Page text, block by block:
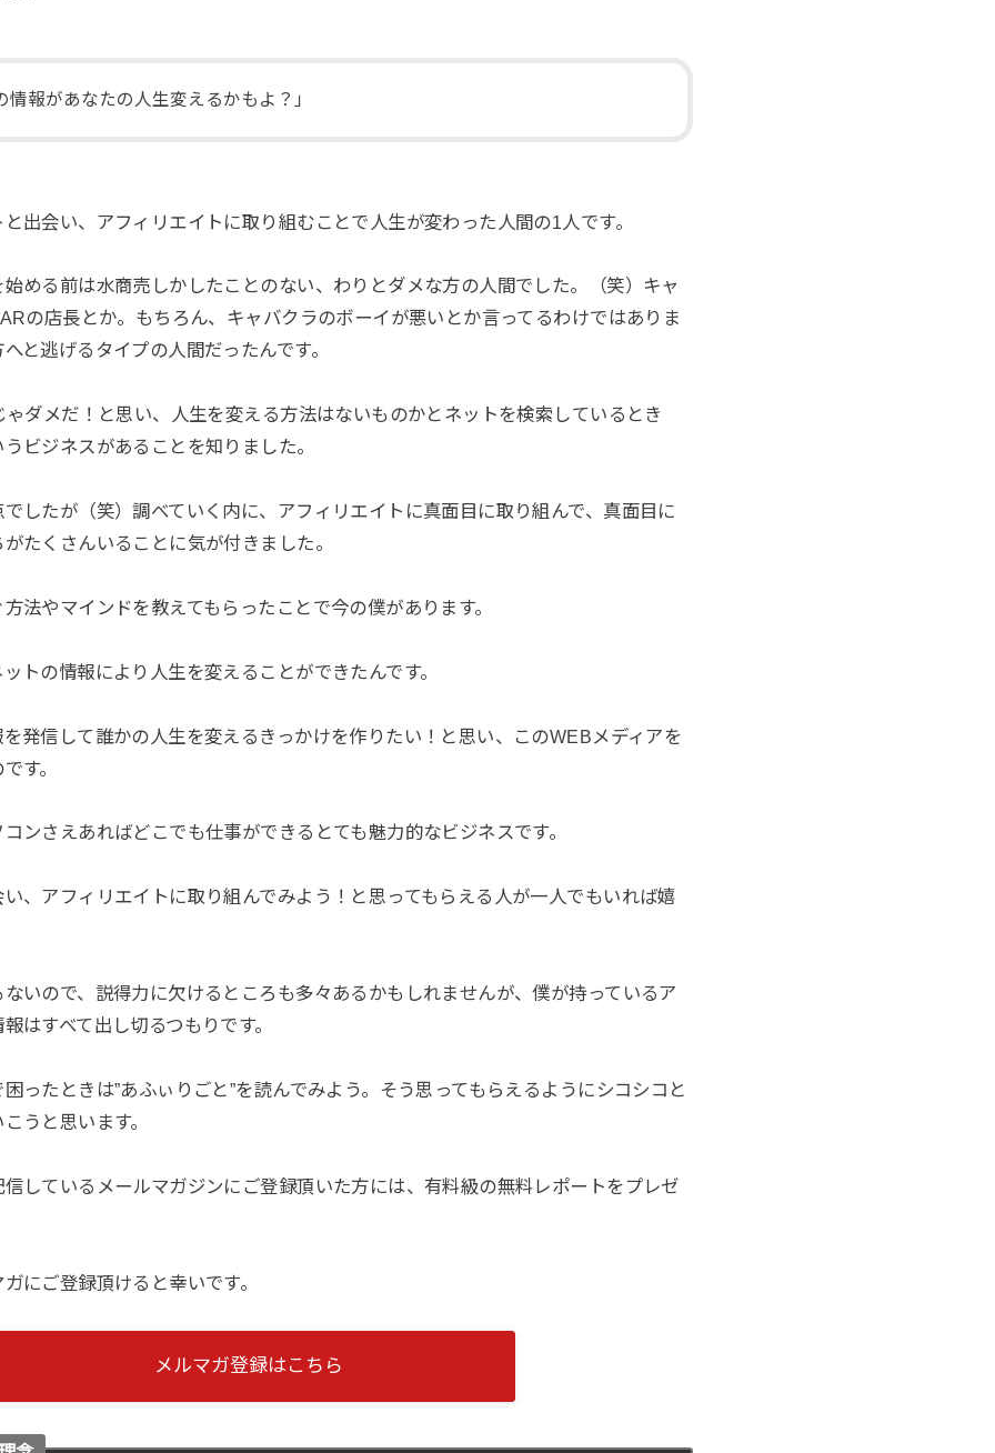
情報があなたの人生変えるかもよ？」
出会い、アフィリエイトに取り組むことで人生が変わった人間の1人です。
める前は水商売しかしたことのない、わりとダメな方の人間でした。（笑）キャ
の店長とか。もちろん、キャバクラのボーイが悪いとか言ってるわけではありま
と逃げるタイプの人間だったんです。
ダメだ！と思い、人生を変える方法はないものかとネットを検索しているとき
ビジネスがあることを知りました。
したが（笑）調べていく内に、アフィリエイトに真面目に取り組んで、真面目に
たくさんいることに気が付きました。
法やマインドを教えてもらったことで今の僕があります。
トの情報により人生を変えることができたんです。
発信して誰かの人生を変えるきっかけを作りたい！と思い、このWEBメディアを
す。
ンさえあればどこでも仕事ができるとても魅力的なビジネスです。
、アフィリエイトに取り組んでみよう！と思ってもらえる人が一人でもいれば嬉
いので、説得力に欠けるところも多々あるかもしれませんが、僕が持っているア
はすべて出し切るつもりです。
ったときは”あふぃりごと”を読んでみよう。そう思ってもらえるようにシコシコと
うと思います。
しているメールマガジンにご登録頂いた方には、有料級の無料レポートをプレゼ
にご登録頂けると幸いです。
メルマガ登録はこちら